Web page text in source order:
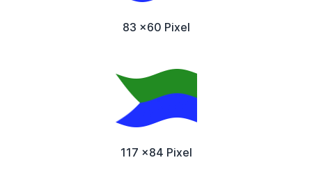
83 x60 Pixel
117 x84 Pixel